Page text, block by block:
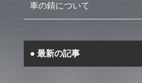
車の錆について
最新の記事